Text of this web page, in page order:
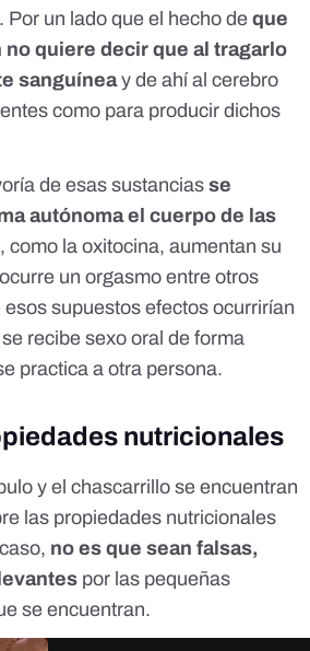
un lado que el hecho de que
quiere decir que al tragarlo
sanguíneay de ahí al cerebro
como para producir dichos
de esas sustancias se
autónoma el cuerpo de las
como la oxitocina, aumentan su
un orgasmo entre otros
esos supuestos efectos ocurrirían
recibe sexo oral de forma
practica a otra persona.
nutricionales
y el chascarrillo se encuentran
las propiedades nutricionales
no es que sean falsas,
por las pequeñas
se encuentran.